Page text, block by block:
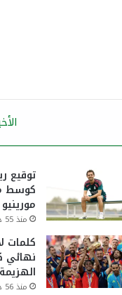
توقيع
كوسط
مورينيو
منذ 55 دقيقة
كلمات
نهائي
منذ 56 دقيقة